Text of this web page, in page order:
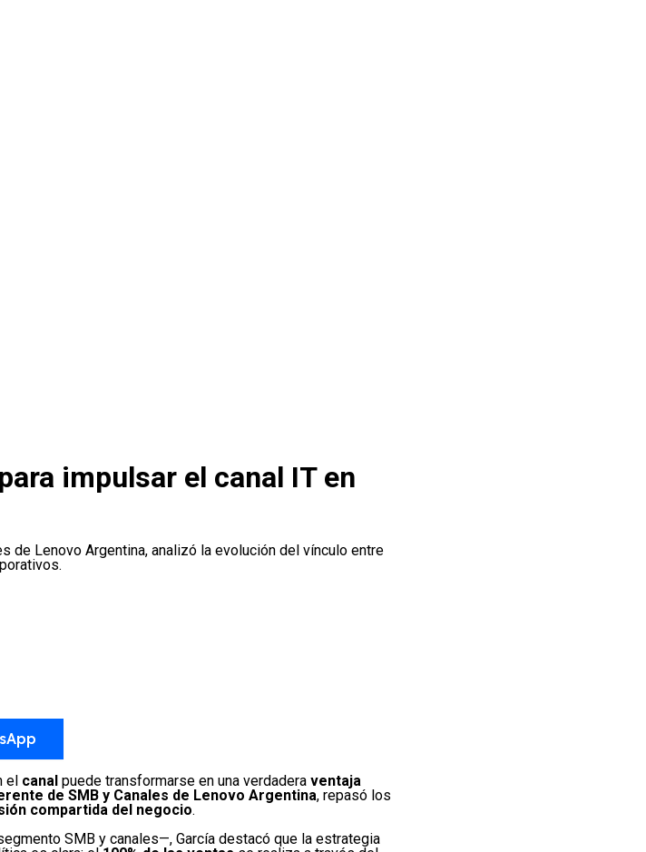
impulsar el canal IT en
de Lenovo Argentina, analizó la evolución del vínculo entre
el canal puede transformarse en una verdadera ventaja
de SMB y Canales de Lenovo Argentina, repasó los
compartida del negocio.
SMB y canales—, García destacó que la estrategia